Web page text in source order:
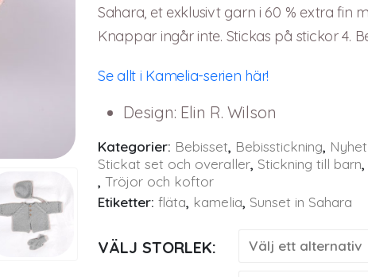
Sahara, et exklusivt garn i 60 % extra fin
Knappar ingår inte. Stickas på stickor 4.
Se allt i Kamelia-serien här!
Design: Elin R. Wilson
Kategorier: Bebisset, Bebisstickning,
Stickat set och overaller, Stickning till barn,
, Tröjor och koftor
Etiketter: fläta, kamelia, Sunset in Sahara
VÄLJ STORLEK